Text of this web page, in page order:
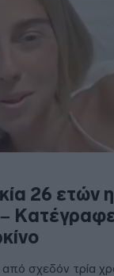
26 ετών
–
σχεδόν τρία